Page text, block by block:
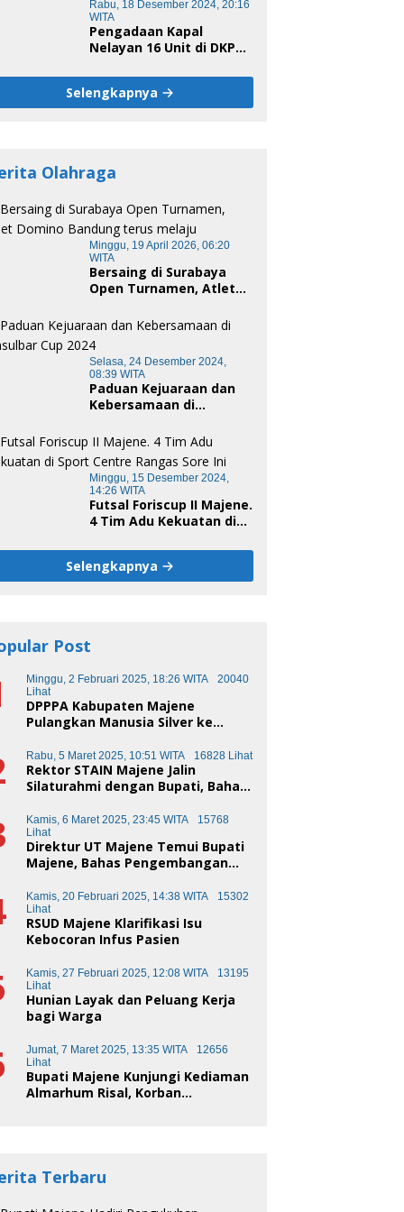
Rabu, 18 Desember 2024, 20:16
WITA
Pengadaan Kapal
Nelayan 16 Unit di DKP
Tersangka
Selengkapnya
Olahraga
Minggu, 19 April 2026, 06:20
WITA
Bersaing di Surabaya
Open Turnamen, Atlet
melaju
Selasa, 24 Desember 2024,
08:39 WITA
Paduan Kejuaraan dan
Kebersamaan di
Minggu, 15 Desember 2024,
14:26 WITA
Futsal Foriscup II Majene.
4 Tim Adu Kekuatan di
Sore Ini
Selengkapnya
Post
Minggu, 2 Februari 2025, 18:26 WITA
20040
Lihat
DPPPA Kabupaten Majene
Pulangkan Manusia Silver ke
Rabu, 5 Maret 2025, 10:51 WITA 16828 Lihat
Rektor STAIN Majene Jalin
Silaturahmi dengan Bupati, Bahas
Kamis, 6 Maret 2025, 23:45 WITA
15768
Lihat
Direktur UT Majene Temui Bupati
Majene, Bahas Pengembangan
Kamis, 20 Februari 2025, 14:38 WITA
15302
Lihat
RSUD Majene Klarifikasi Isu
Kebocoran Infus Pasien
Kamis, 27 Februari 2025, 12:08 WITA
13195
Lihat
Hunian Layak dan Peluang Kerja
bagi Warga
Jumat, 7 Maret 2025, 13:35 WITA
12656
Lihat
Bupati Majene Kunjungi Kediaman
Almarhum Risal, Korban
Terbaru